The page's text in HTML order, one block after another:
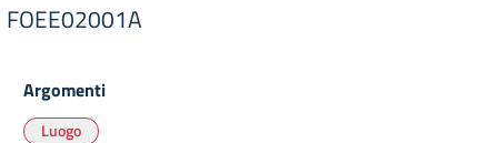
FOEE02001A
Argomenti
Luogo